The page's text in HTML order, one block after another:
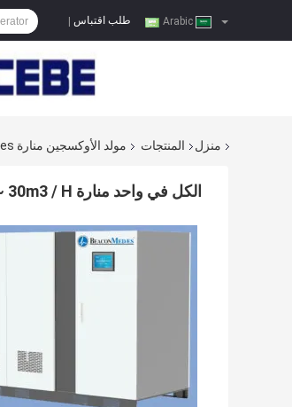
طلب اقتباس
منزل المنتجات مولد الأوكسجين منارة Medaes
الكل في واحد منارة Medaes Medical Oxygen Generator 10m3 / H ~ 30m3 / H